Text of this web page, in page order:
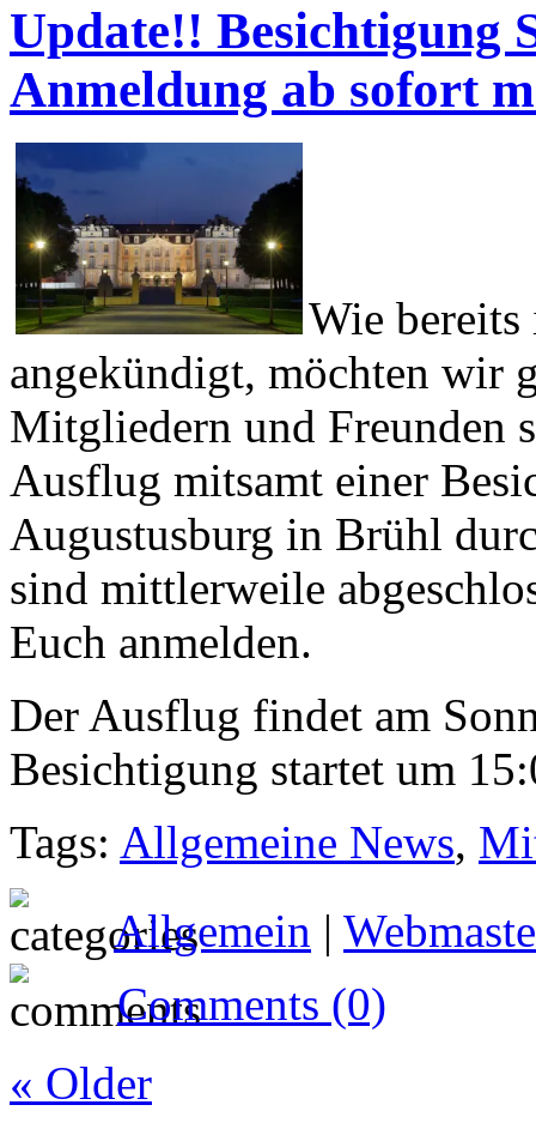
Update!! Besichtigung
Anmeldung ab sofort
Wie bereits
angekündigt, möchten wir
Mitgliedern und Freunden
Ausflug mitsamt einer
Augustusburg in Brühl
sind mittlerweile
Euch anmelden.
Der Ausflug findet am
Besichtigung startet um
Tags: Allgemeine News,
Allgemein |
Comments (0)
« Older